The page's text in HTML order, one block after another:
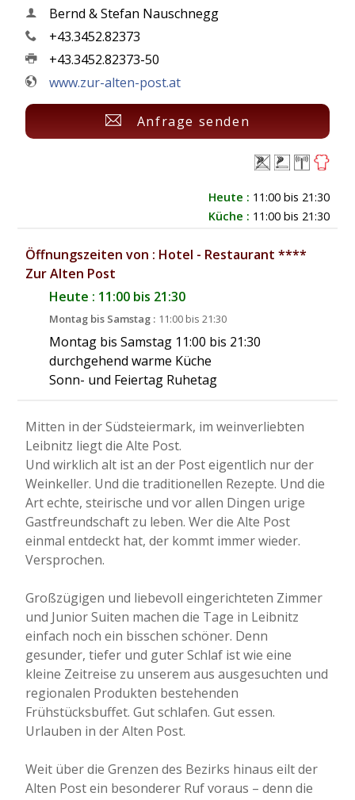
Bernd & Stefan Nauschnegg
+43.3452.82373
+43.3452.82373-50
www.zur-alten-post.at
Anfrage senden
Heute : 11:00 bis 21:30
Küche : 11:00 bis 21:30
Öffnungszeiten von : Hotel - Restaurant ****
Zur Alten Post
Heute : 11:00 bis 21:30
Montag bis Samstag : 11:00 bis 21:30
Montag bis Samstag 11:00 bis 21:30
durchgehend warme Küche
Sonn- und Feiertag Ruhetag
Mitten in der Südsteiermark, im weinverliebten
Leibnitz liegt die Alte Post.
Und wirklich alt ist an der Post eigentlich nur der
Weinkeller. Und die traditionellen Rezepte. Und die
Art echte, steirische und vor allen Dingen urige
Gastfreundschaft zu leben. Wer die Alte Post
einmal entdeckt hat, der kommt immer wieder.
Versprochen.
Großzügigen und liebevoll eingerichteten Zimmer
und Junior Suiten machen die Tage in Leibnitz
einfach noch ein bisschen schöner. Denn
gesunder, tiefer und guter Schlaf ist wie eine
kleine Zeitreise zu unserem aus ausgesuchten und
regionalen Produkten bestehenden
Frühstücksbuffet. Gut schlafen. Gut essen.
Urlauben in der Alten Post.
Weit über die Grenzen des Bezirks hinaus eilt der
Alten Post ein besonderer Ruf voraus – denn die